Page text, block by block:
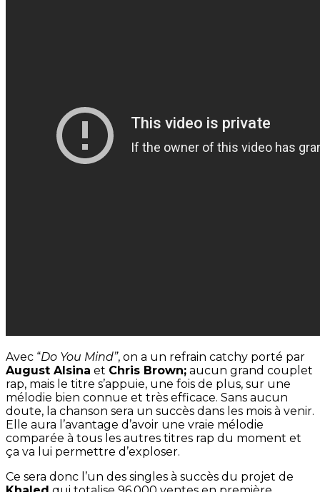
Avec “Do You Mind”, on a un refrain catchy porté par
August Alsina et Chris Brown; aucun grand couplet
rap, mais le titre s’appuie, une fois de plus, sur une
mélodie bien connue et très efficace. Sans aucun
doute, la chanson sera un succès dans les mois à venir.
Elle aura l’avantage d’avoir une vraie mélodie
comparée à tous les autres titres rap du moment et
ça va lui permettre d’exploser.
Ce sera donc l’un des singles à succès du projet de